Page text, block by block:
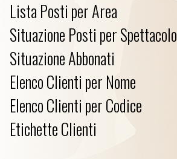
Lista Posti per Area
Situazione Posti per Spettacolo
Situazione Abbonati
Elenco Clienti per Nome
Elenco Clienti per Codice
Etichette Clienti